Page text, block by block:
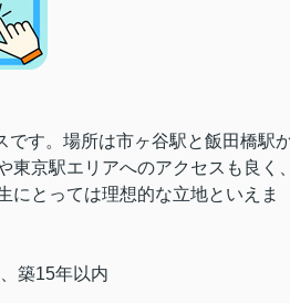
です。場所は市ヶ谷駅と飯田橋駅
東京駅エリアへのアクセスも良く
にとっては理想的な立地といえま
築15年以内